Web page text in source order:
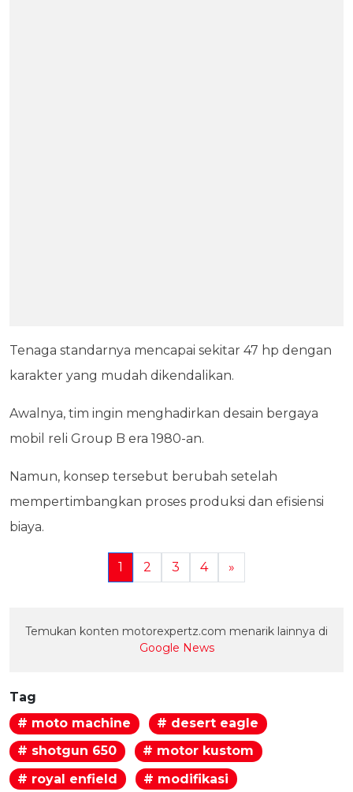
Tenaga standarnya mencapai sekitar 47 hp dengan
karakter yang mudah dikendalikan.
Awalnya, tim ingin menghadirkan desain bergaya
mobil reli Group B era 1980-an.
Namun, konsep tersebut berubah setelah
mempertimbangkan proses produksi dan efisiensi
biaya.
1 2 3 4 »
Temukan konten motorexpertz.com menarik lainnya di
Google News
Tag
# moto machine
# desert eagle
# shotgun 650
# motor kustom
# royal enfield
# modifikasi